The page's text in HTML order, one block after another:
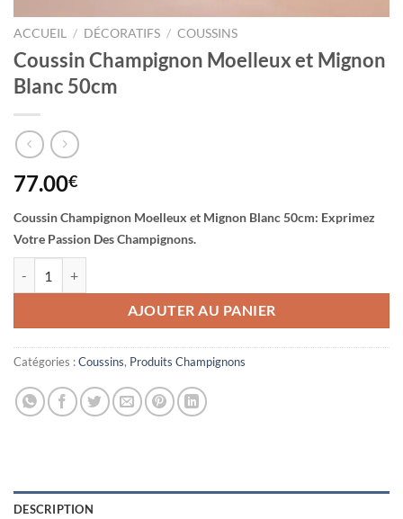
ACCUEIL / DÉCORATIFS / COUSSINS
Coussin Champignon Moelleux et Mignon
Blanc 50cm
77.00€
Coussin Champignon Moelleux et Mignon Blanc 50cm: Exprimez
Votre Passion Des Champignons.
AJOUTER AU PANIER
Catégories :Coussins, Produits Champignons
DESCRIPTION